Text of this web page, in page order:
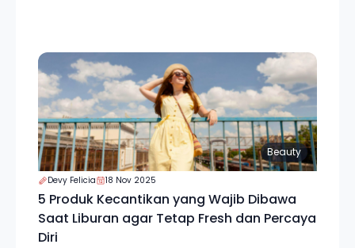
Beauty
Devy Felicia 18 Nov 2025
5 Produk Kecantikan yang Wajib Dibawa
Saat Liburan agar Tetap Fresh dan Percaya
Diri